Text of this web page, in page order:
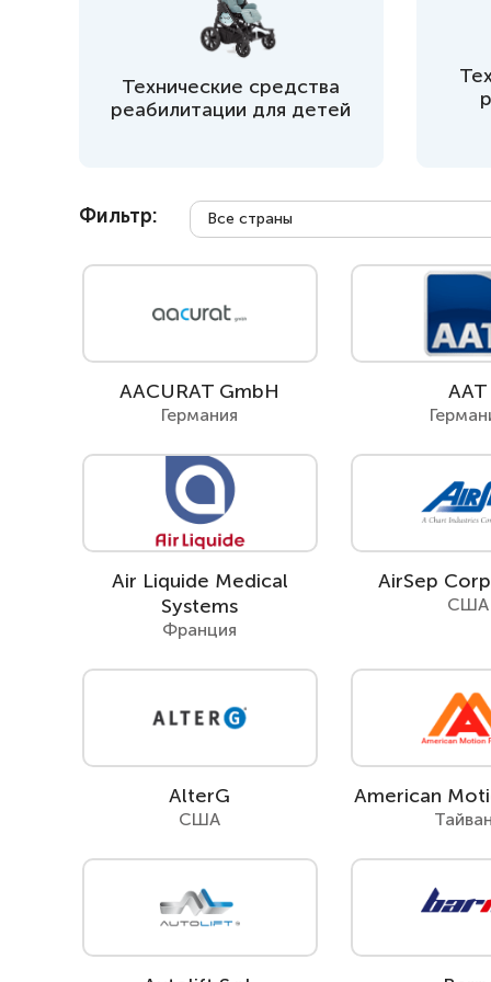
Респираторное оборудование
Подъёмники для инвалидов
Технические средства
реабилитации для детей
Фильтр: Все страны
AACURAT GmbH
Германия
AAT
Air Liquide Medical
Systems
Франция
AirSep
США
AlterG
США
American